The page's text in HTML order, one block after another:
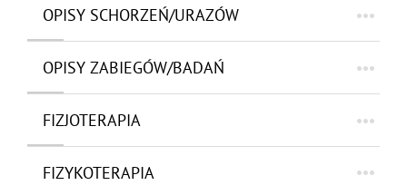
OPISY SCHORZEŃ/URAZÓW
OPISY ZABIEGÓW/BADAŃ
FIZJOTERAPIA
FIZYKOTERAPIA